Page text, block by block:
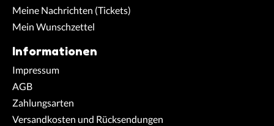
Meine Nachrichten (Tickets)
Mein Wunschzettel
Informationen
Impressum
AGB
Zahlungsarten
Versandkosten und Rücksendungen